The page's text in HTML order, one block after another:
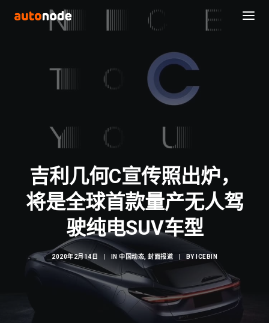
Search
吉利几何C宣传照出炉，
将是全球首款量产无人驾
驶纯电SUV车型
2020年2月14日 IN 中国动态 封面报道 BY ICEBIN